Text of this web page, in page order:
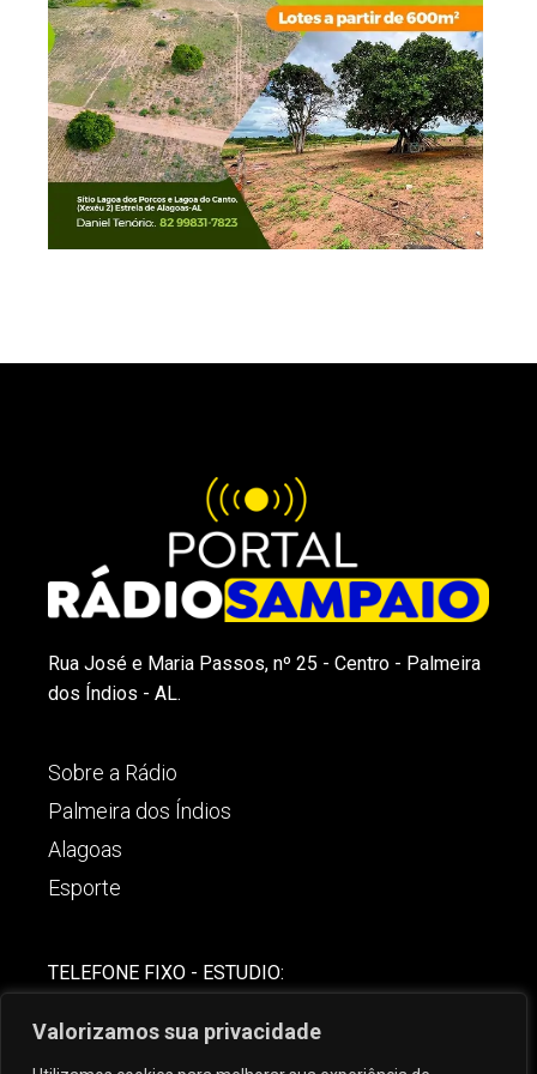
Valorizamos sua privacidade
Rua José e Maria Passos, nº 25 - Centro - Palmeira
dos Índios - AL.
Sobre a Rádio
Palmeira dos Índios
Alagoas
Esporte
TELEFONE FIXO - ESTUDIO: